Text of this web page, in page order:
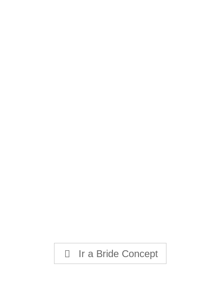
Ir a Bride Concept